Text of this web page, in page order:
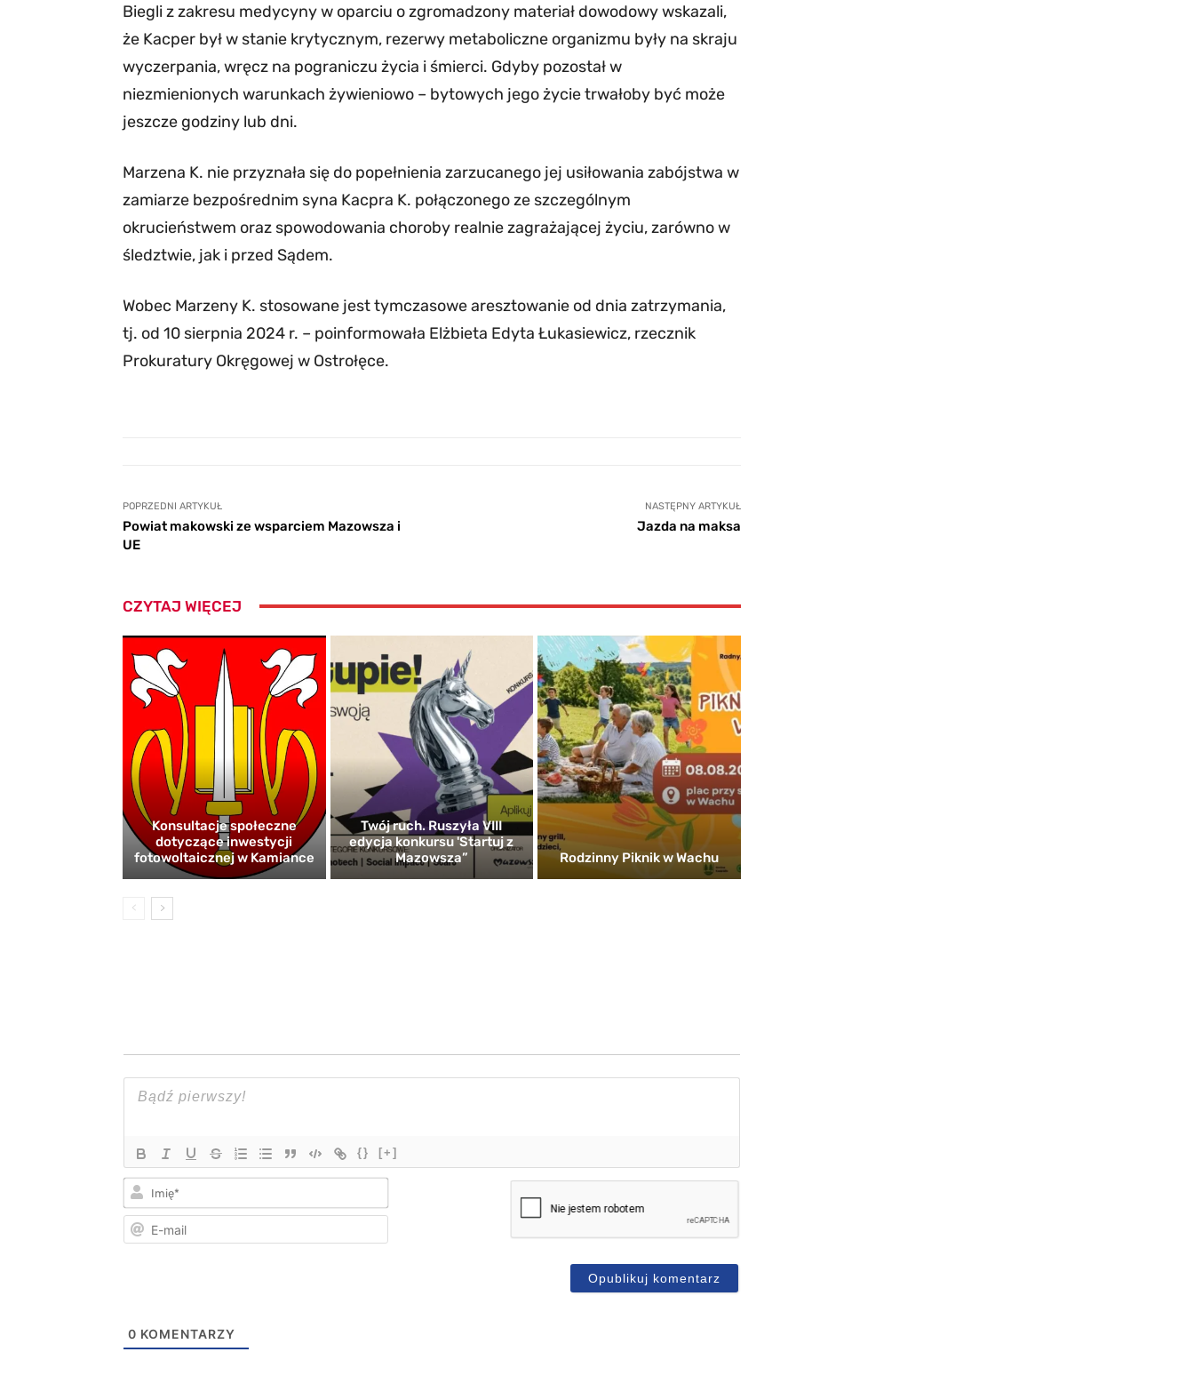
Biegli z zakresu medycyny w oparciu o zgromadzony materiał dowodowy wskazali,
że Kacper był w stanie krytycznym, rezerwy metaboliczne organizmu były na skraju
wyczerpania, wręcz na pograniczu życia i śmierci. Gdyby pozostał w
niezmienionych warunkach żywieniowo – bytowych jego życie trwałoby być może
jeszcze godziny lub dni.
Marzena K. nie przyznała się do popełnienia zarzucanego jej usiłowania zabójstwa w
zamiarze bezpośrednim syna Kacpra K. połączonego ze szczególnym
okrucieństwem oraz spowodowania choroby realnie zagrażającej życiu, zarówno w
śledztwie, jak i przed Sądem.
Wobec Marzeny K. stosowane jest tymczasowe aresztowanie od dnia zatrzymania,
tj. od 10 sierpnia 2024 r. – poinformowała Elżbieta Edyta Łukasiewicz, rzecznik
Prokuratury Okręgowej w Ostrołęce.
POPRZEDNI ARTYKUŁ
Powiat makowski ze wsparciem Mazowsza i
UE
NASTĘPNY ARTYKUŁ
Jazda na maksa
CZYTAJ WIĘCEJ
Konsultacje społeczne
dotyczące inwestycji
fotowoltaicznej w Kamiance
Twój ruch. Ruszyła VIII
edycja konkursu 'Startuj z
Mazowsza”
Rodzinny Piknik w Wachu
{} [+]
mail
0 KOMENTARZY